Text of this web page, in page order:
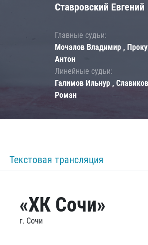
Ставровский Евгений
Главные судьи:
Мочалов Владимир ,
Антон
Линейные судьи:
Галимов Ильнур ,
Роман
Текстовая трансляция
«ХК Сочи»
г. Сочи